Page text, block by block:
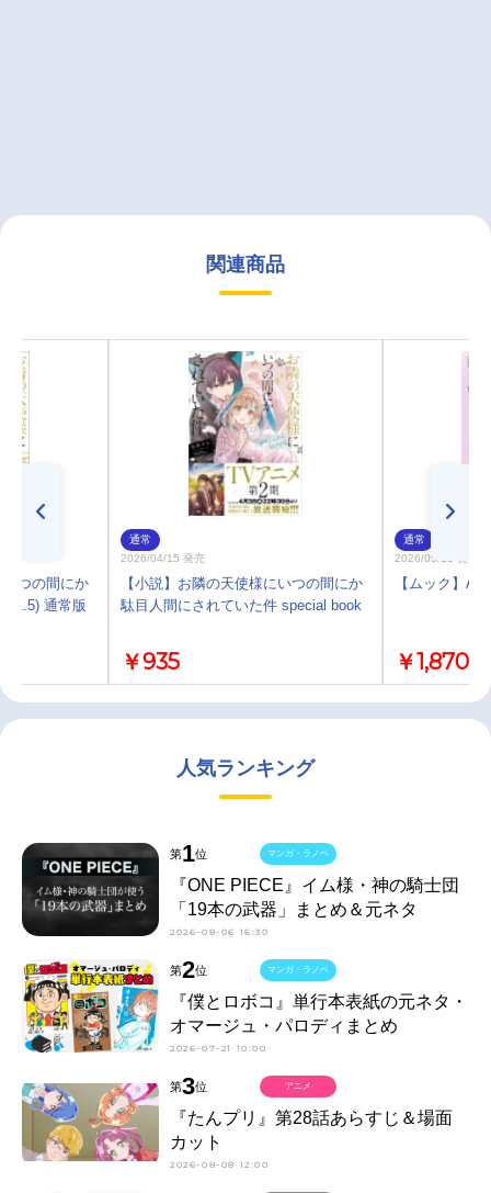
関連商品
つの間にか
通常版
通常
2026/04/15 発売
【小説】お隣の天使様にいつの間にか
駄目人間にされていた件 special book
￥935
通常
2026/05/13 発売
【ムック】
￥1,870
人気ランキング
第1位
『ONE PIECE』イム様・神の騎士団
「19本の武器」まとめ＆元ネタ
2026-08-06 16:30
マンガ・ラノベ
第2位
『僕とロボコ』単行本表紙の元ネタ・
オマージュ・パロディまとめ
2026-07-21 10:00
マンガ・ラノベ
第3位
『たんプリ』第28話あらすじ＆場面
カット
2026-08-08 12:00
アニメ